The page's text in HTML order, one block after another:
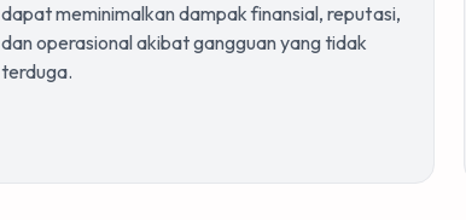
dapat meminimalkan dampak finansial, reputasi,
dan operasional akibat gangguan yang tidak
terduga.